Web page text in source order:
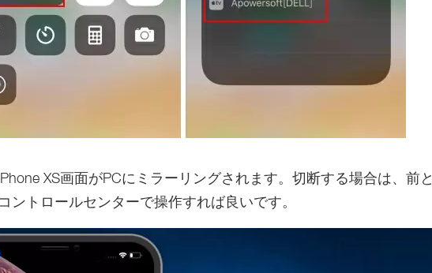
XS画面がPCにミラーリングされます。切断する場合は、前と
ントロールセンターで操作すれば良いです。